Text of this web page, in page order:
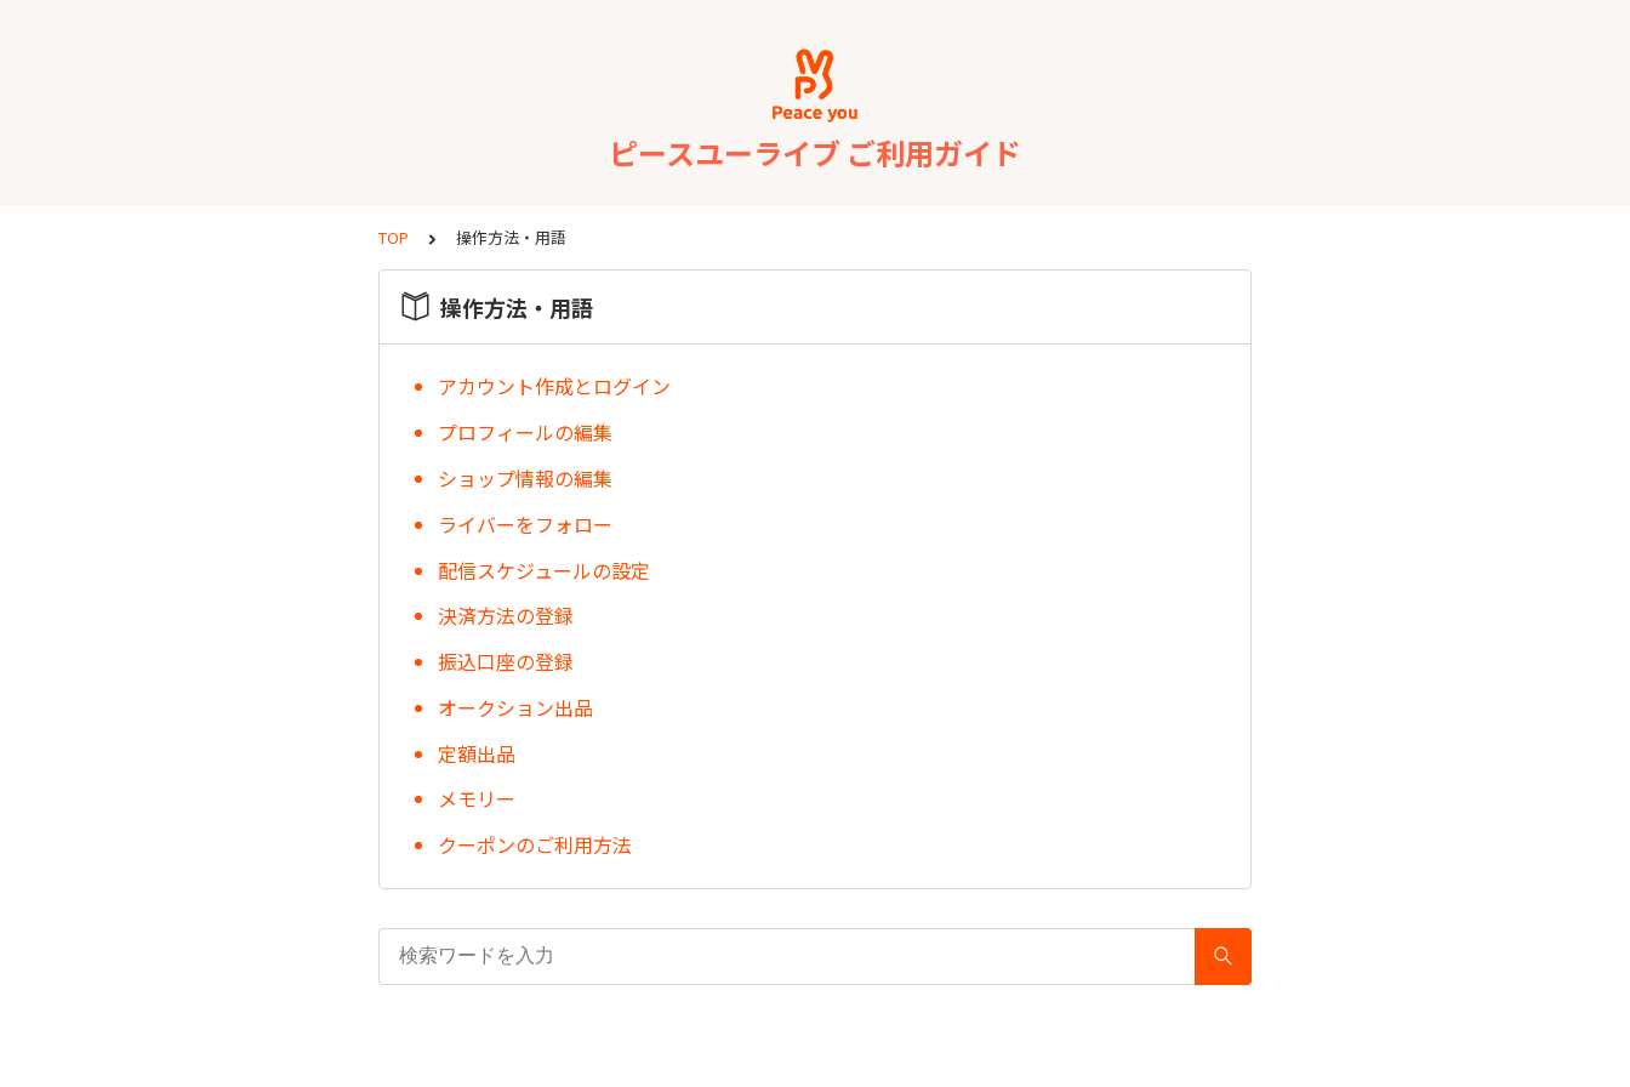
ピースユーライブ ご利用ガイド
TOP 操作方法・用語
操作方法・用語
アカウント作成とログイン
プロフィールの編集
ショップ情報の編集
ライバーをフォロー
配信スケジュールの設定
決済方法の登録
振込口座の登録
オークション出品
定額出品
メモリー
クーポンのご利用方法